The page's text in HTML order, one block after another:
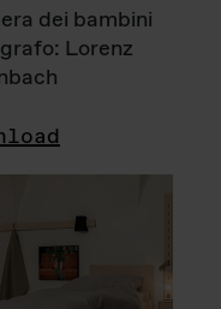
dei bambini
Lorenz